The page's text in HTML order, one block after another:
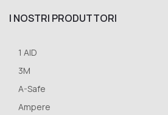
I NOSTRI PRODUTTORI
1 AID
3M
A-Safe
Ampere